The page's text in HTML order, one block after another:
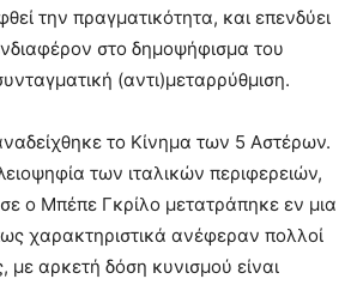
την πραγματικότητα, και επενδύει
στο δημοψήφισμα του
(αντι)μεταρρύθμιση.
το Κίνημα των 5 Αστέρων.
των ιταλικών περιφερειών,
ο Μπέπε Γκρίλο μετατράπηκε εν μια
χαρακτηριστικά ανέφεραν πολλοί
με αρκετή δόση κυνισμού είναι